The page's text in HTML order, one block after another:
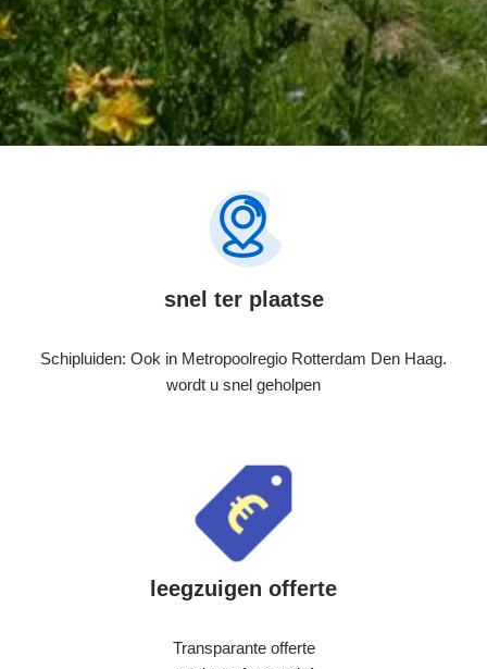
snel ter plaatse
Schipluiden: Ook in Metropoolregio Rotterdam Den Haag.
wordt u snel geholpen
leegzuigen offerte
Transparante offerte